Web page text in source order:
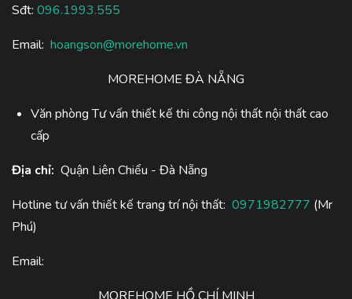
Sđt: 096.1993.555
Email: hoangson@morehome.vn
MOREHOME ĐÀ NẴNG
Văn phòng Tư vấn thiết kế thi công nội thất nội thất cao
cấp
Địa chỉ: Quận Liên Chiểu - Đà Nẵng
Hotline tư vấn thiết kế trang trí nội thất: 0971982777 (Mr
Phú)
Email: